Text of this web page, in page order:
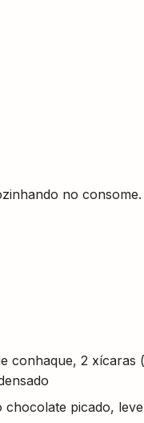
no consome.
conhaque, 2
picado,